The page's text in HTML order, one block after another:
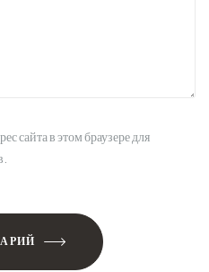
сайта в этом браузере для